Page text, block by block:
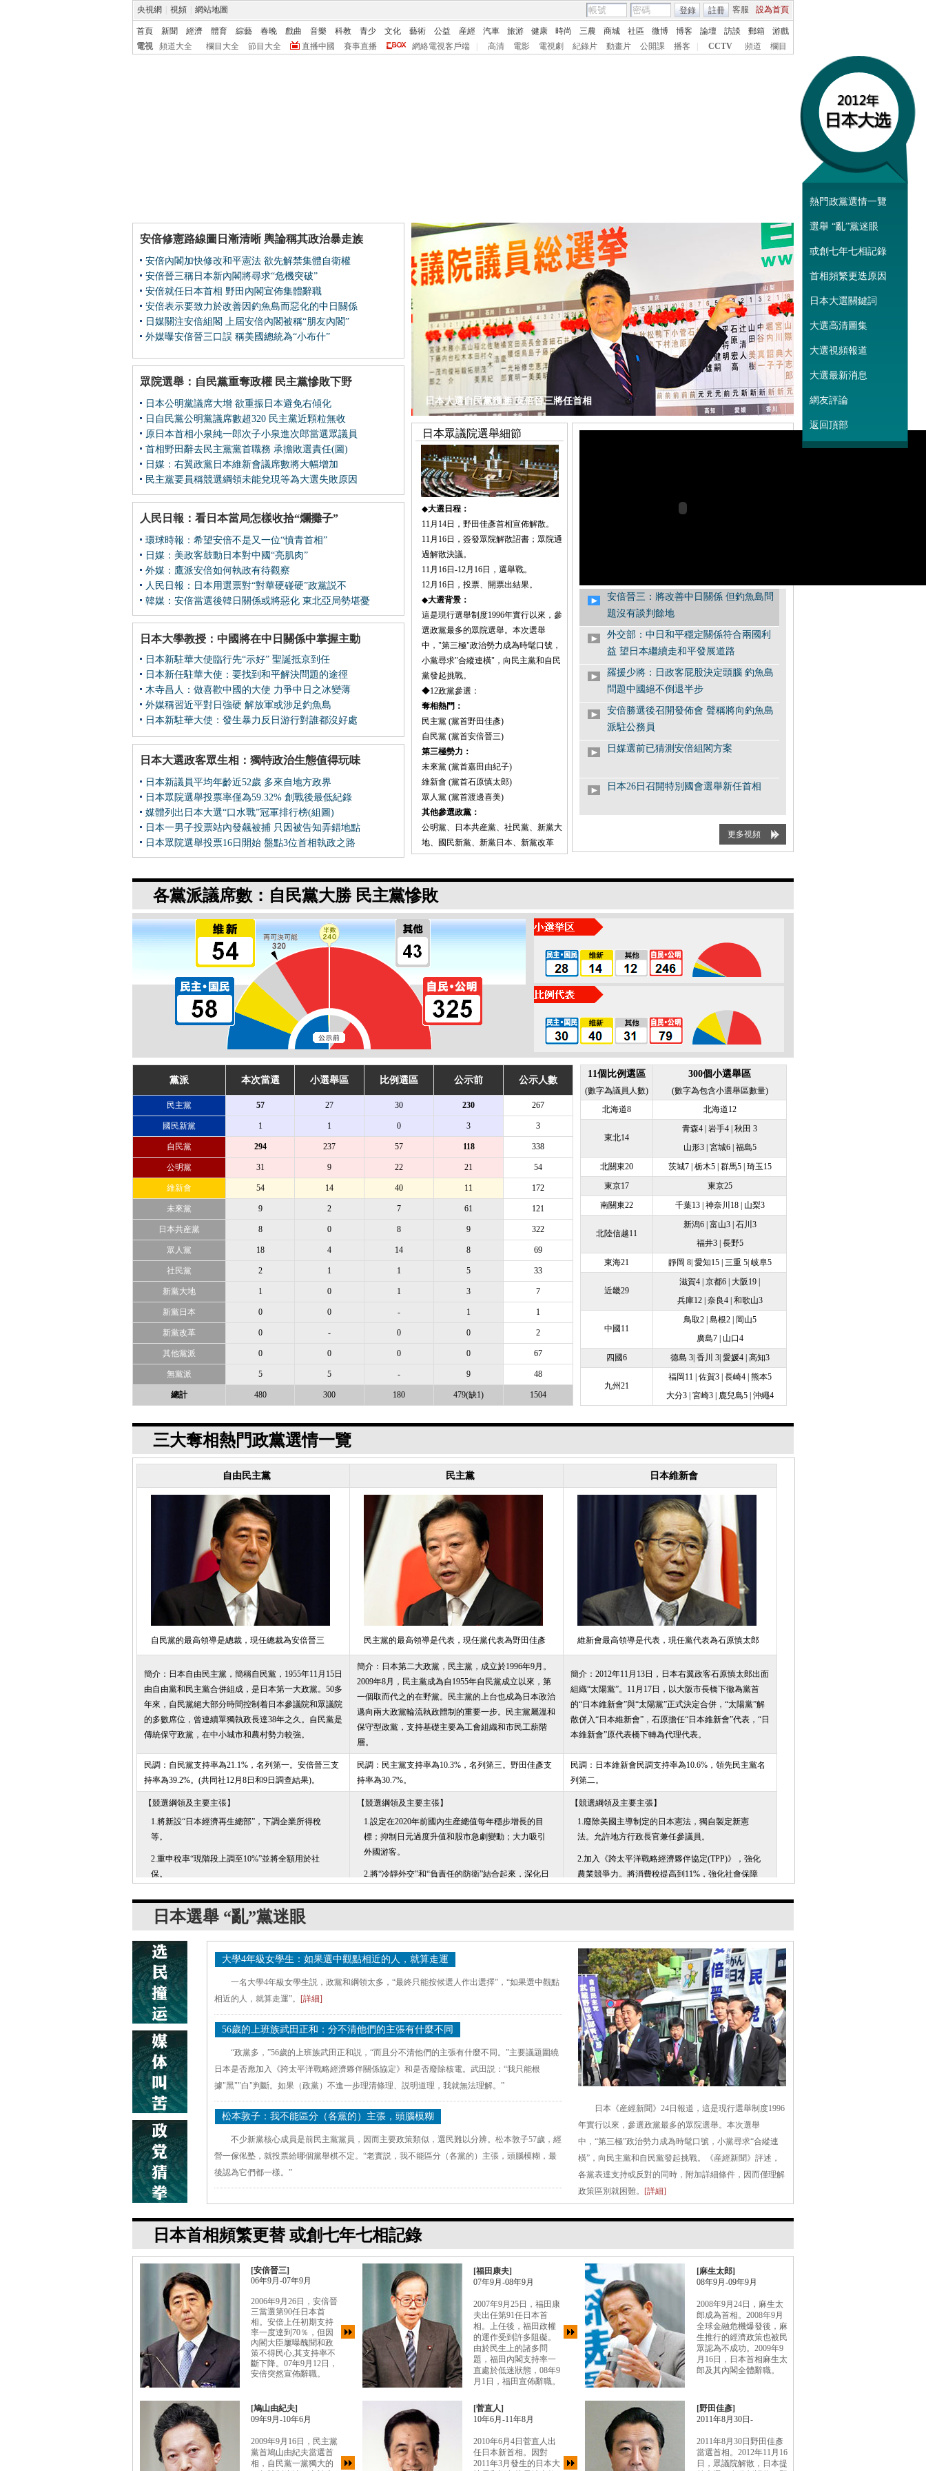
央視網 視頻 網站地圖 客服 設為首頁
登錄 註冊
首頁 新聞 經濟 體育 綜藝 春晚 戲曲 音樂 科教 青少 文化 藝術 公益 産經 汽車 旅游 健康 時尚 三農 商城 社區 微博 博客 論壇 訪談 郵箱
游戲
電視
頻道大全 欄目大全 節目大全 直播中國 賽事直播 網絡電視客戶端 高清 電影 電視劇 紀錄片 動畫片 公開課 播客 CCTV 頻道 欄目
安倍修憲路線圖日漸清晰 輿論稱其政治暴走族
安倍內閣加快修改和平憲法 欲先解禁集體自衛權
安倍晉三稱日本新內閣將尋求“危機突破”
安倍就任日本首相 野田內閣宣佈集體辭職
安倍表示要致力於改善因釣魚島而惡化的中日關係
日媒關注安倍組閣 上屆安倍內閣被稱“朋友內閣”
外媒曝安倍晉三口誤 稱美國總統為“小布什”
眾院選舉：自民黨重奪政權 民主黨慘敗下野
日本公明黨議席大增 欲重振日本避免右傾化
日自民黨公明黨議席數超320 民主黨近顆粒無收
原日本首相小泉純一郎次子小泉進次郎當選眾議員
首相野田辭去民主黨黨首職務 承擔敗選責任(圖)
日媒：右翼政黨日本維新會議席數將大幅增加
民主黨要員稱競選綱領未能兌現等為大選失敗原因
人民日報：看日本當局怎樣收拾“爛攤子”
環球時報：希望安倍不是又一位“憤青首相”
日媒：美政客鼓動日本對中國“亮肌肉”
外媒：鷹派安倍如何執政有待觀察
人民日報：日本用選票對“對華硬碰硬”政黨説不
韓媒：安倍當選後韓日關係或將惡化 東北亞局勢堪憂
日本大學教授：中國將在中日關係中掌握主動
日本新駐華大使臨行先“示好” 聖誕抵京到任
日本新任駐華大使：要找到和平解決問題的途徑
木寺昌人：做喜歡中國的大使 力爭中日之冰變薄
外媒稱習近平對日強硬 解放軍或涉足釣魚島
日本新駐華大使：發生暴力反日游行對誰都沒好處
日本大選政客眾生相：獨特政治生態值得玩味
日本新議員平均年齡近52歲 多來自地方政界
日本眾院選舉投票率僅為59.32% 創戰後最低紀錄
媒體列出日本大選“口水戰”冠軍排行榜(組圖)
日本一男子投票站內發飆被捕 只因被告知弄錯地點
日本眾院選舉投票16日開始 盤點3位首相執政之路
日本大選自民黨獲勝 安倍晉三將任首相
日本眾議院選舉細節
◆大選日程：
11月14日，野田佳彥首相宣佈解散。
11月16日，簽發眾院解散詔書；眾院通
過解散決議。
11月16日-12月16日，選舉戰。
12月16日，投票、開票出結果。
◆大選背景：
這是現行選舉制度1996年實行以來，參
選政黨最多的眾院選舉。本次選舉
中，"第三極"政治勢力成為時髦口號，
小黨尋求"合縱連橫"，向民主黨和自民
黨發起挑戰。
◆12政黨參選：
奪相熱門：
民主黨 (黨首野田佳彥)
自民黨 (黨首安倍晉三)
第三極勢力：
未來黨 (黨首嘉田由紀子)
維新會 (黨首石原慎太郎)
眾人黨 (黨首渡邊喜美)
其他參選政黨：
公明黨、日本共産黨、社民黨、新黨大
地、國民新黨、新黨日本、新黨改革
安倍晉三：將改善中日關係 但釣魚島問
題沒有談判餘地
外交部：中日和平穩定關係符合兩國利
益 望日本繼續走和平發展道路
羅援少將：日政客屁股決定頭腦 釣魚島
問題中國絕不倒退半步
安倍勝選後召開發佈會 聲稱將向釣魚島
派駐公務員
日媒選前已猜測安倍組閣方案
日本26日召開特別國會選舉新任首相
自民黨召開新聞發佈會 安倍就內政外交
硬
安倍晉三：06年當選日本首相 上任13天
未實現當初承諾或為民主黨落敗主因 日
政壇將暫時趨於平靜
主黨
洪琳：選民更看重自民黨執政經驗 且看
安倍如何“糾偏”
日本選民：3年前就沒期待民主黨 大選只
是政治游戲
自民黨勝選已成定局 野田辭去民主黨黨
首職務
更多視頻
各黨派議席數：自民黨大勝 民主黨慘敗
黨派 本次當選 小選舉區 比例選區 公示前 公示人數
民主黨 57 27 30 230 267
國民新黨 1 1 0 3 3
自民黨 294 237 57 118 338
公明黨 31 9 22 21 54
維新會 54 14 40 11 172
未來黨 9 2 7 61 121
日本共産黨 8 0 8 9 322
眾人黨 18 4 14 8 69
社民黨 2 1 1 5 33
新黨大地 1 0 1 3 7
新黨日本 0 0 - 1 1
新黨改革 0 - 0 0 2
其他黨派 0 0 0 0 67
無黨派 5 5 - 9 48
總計 480 300 180 479(缺1) 1504
11個比例選區
(數字為議員人數)
300個小選舉區
(數字為包含小選舉區數量)
北海道8
北海道12
東北14
青森4 | 岩手4 | 秋田 3
山形3 | 宮城6 | 福島5
北關東20
茨城7 | 栃木5 | 群馬5 | 琦玉15
東京17
東京25
南關東22
千葉13 | 神奈川18 | 山梨3
北陸信越11
新潟6 | 富山3 | 石川3
福井3 | 長野5
東海21
靜岡 8| 愛知15 | 三重 5| 岐阜5
近畿29
滋賀4 | 京都6 | 大阪19 |
兵庫12 | 奈良4 | 和歌山3
中國11
鳥取2 | 島根2 | 岡山5
廣島7 | 山口4
四國6
德島 3| 香川 3| 愛媛4 | 高知3
九州21
福岡11 | 佐賀3 | 長崎4 | 熊本5
大分3 | 宮崎3 | 鹿兒島5 | 沖繩4
三大奪相熱門政黨選情一覽
自由民主黨 民主黨 日本維新會
自民黨的最高領導是總裁，現任總裁為安倍晉三 民主黨的最高領導是代表，現任黨代表為野田佳彥 維新會最高領導是代表，現任黨代表為石原慎太郎
簡介： 日本自由民主黨，簡稱自民黨，1955年11月15日
由自由黨和民主黨合併組成，是日本第一大政黨。50多
年來，自民黨絕大部分時間控制着日本參議院和眾議院
的多數席位，曾連續單獨執政長達38年之久。自民黨是
傳統保守政黨，在中小城市和農村勢力較強。
簡介： 日本第二大政黨，民主黨，成立於1996年9月。
2009年8月，民主黨成為自1955年自民黨成立以來，第
一個取而代之的在野黨。民主黨的上台也成為日本政治
邁向兩大政黨輪流執政體制的重要一步。民主黨屬溫和
保守型政黨，支持基礎主要為工會組織和市民工薪階
層。
簡介： 2012年11月13日，日本右翼政客石原慎太郎出面
組織“太陽黨”。11月17日，以大阪市長橋下徹為黨首
的“日本維新會”與“太陽黨”正式決定合併，“太陽黨”解
散併入“日本維新會”，石原擔任“日本維新會”代表，“日
本維新會”原代表橋下轉為代理代表。
民調： 自民黨支持率為21.1%，名列第一。安倍晉三支
持率為39.2%。(共同社12月8日和9日調查結果)。
民調： 民主黨支持率為10.3%，名列第三。野田佳彥支
持率為30.7%。
民調： 日本維新會民調支持率為10.6%，領先民主黨名
列第二。
【競選綱領及主要主張】
1.將新設“日本經濟再生總部”，下調企業所得稅
等。
2.重申稅率“現階段上調至10%”並將全額用於社
保。
款”，即減少考慮鄰國認識感受。
4.強化日美同盟，改善與中、韓、俄等國關係。欲
在釣魚島常駐公務人員，修改“和平憲法”，賦予日
本集體自衛權，提升自衛隊為“國防軍”。
5.自民黨的綱領則未提及是否應該“去核電化”，僅
表示“將在10年內力爭實現可持續發展的最佳混合
性的電力能源結構”。
【競選綱領及主要主張】
1.設定在2020年前國內生産總值每年穩步增長的目
標；抑制日元過度升值和股市急劇變動；大力吸引
外國游客。
2.將“冷靜外交”和“負責任的防衛”結合起來，深化日
與中方在海洋領域加強溝通。
制，禁止企業、團體政治獻金。
4.主張削減公共建設費用，完善社會保障制度。將
消費稅增額全部用於社保領域。
代實現零核電。
【競選綱領及主要主張】
1.廢除美國主導制定的日本憲法，獨自製定新憲
法。允許地方行政長官兼任參議員。
2.加入《跨太平洋戰略經濟夥伴協定(TPP)》，強化
農業競爭力。將消費稅提高到11%，強化社會保障
使用武器標準。
4.對於核電事業，日本維新會主張在2030年之前分
階段廢除。
5.主張廢除參議員兼任地方行政長官的規定，允許
地方行政長官兼任參議員參加國政。
日本首相頻繁更替 或創七年七相記錄
[安倍晉三]
06年9月-07年9月
2006年9月26日，安倍晉
三當選第90任日本首
相。安倍上任初期支持
率一度達到70％，但因
內閣大臣屢曝醜聞和政
策不得民心,其支持率不
斷下降。07年9月12日，
安倍突然宣佈辭職。
[福田康夫]
07年9月-08年9月
2007年9月25日，福田康
夫出任第91任日本首
相。上任後，福田政權
的運作受到許多阻礙。
由於民生上的諸多問
題，福田內閣支持率一
直處於低迷狀態，08年9
月1日，福田宣佈辭職。
[麻生太郎]
08年9月-09年9月
2008年9月24日，麻生太
郎成為首相。2008年9月
全球金融危機爆發後，麻
生推行的經濟政策也被民
眾認為不成功。2009年9
月16日，日本首相麻生太
郎及其內閣全體辭職。
[鳩山由紀夫]
09年9月-10年6月
2009年9月16日，民主黨
黨首鳩山由紀夫當選首
相，自民黨一黨獨大的
[菅直人]
10年6月-11年8月
2010年6月4日菅直人出
任日本新首相。因對
2011年3月發生的日本大
[野田佳彥]
2011年8月30日-
2011年8月30日野田佳彥
當選首相。2012年11月16
日，眾議院解散，日本提
熱門政黨選情一覽
選舉 “亂”黨迷眼
或創七年七相記錄
首相頻繁更迭原因
日本大選關鍵詞
大選高清圖集
大選視頻報道
大選最新消息
網友評論
返回頂部